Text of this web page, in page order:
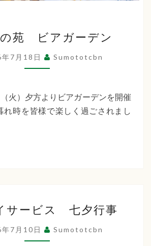
け
ぼ
の
ビ
ア
苑 ビアガーデン
7月18日 Sumototcbn
火）夕方よりビアガーデンを開催
れ時を皆様で楽しく過ごされまし
良
デ
イ
サービス 七夕行事
7月10日 Sumototcbn